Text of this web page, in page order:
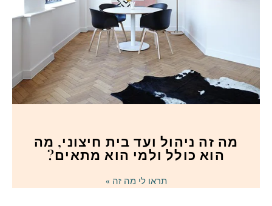
מה זה ניהול ועד בית חיצוני, מה
הוא כולל ולמי הוא מתאים?
תראו לי מה זה »